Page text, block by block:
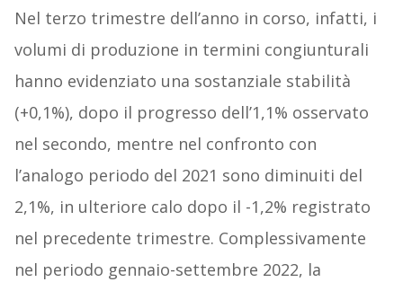
Nel terzo trimestre dell’anno in corso, infatti, i
volumi di produzione in termini congiunturali
hanno evidenziato una sostanziale stabilità
(+0,1%), dopo il progresso dell’1,1% osservato
nel secondo, mentre nel confronto con
l’analogo periodo del 2021 sono diminuiti del
2,1%, in ulteriore calo dopo il -1,2% registrato
nel precedente trimestre. Complessivamente
nel periodo gennaio-settembre 2022, la